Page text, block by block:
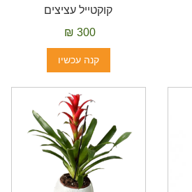
קוקטייל עציצים
300 ₪
קנה עכשיו